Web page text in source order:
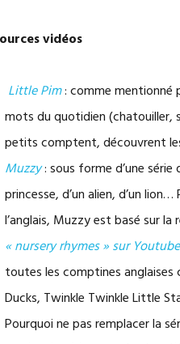
vidéos
Little Pim: comme mentionné
mots du quotidien (chatouiller,
petits comptent, découvrent
Muzzy: sous forme d’une
princesse, d’un alien, d’un
l’anglais, Muzzy est basé sur
« nursery rhymes » sur Youtube
toutes les comptines anglaises
Ducks, Twinkle Twinkle Little
Pourquoi ne pas remplacer la